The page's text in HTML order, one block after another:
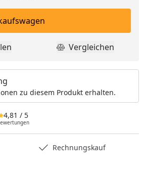
den Einkaufswagen legen
Produkt
Vergleichen
zu diesem Produkt erhalten.
4,81 / 5
Rechnungskauf